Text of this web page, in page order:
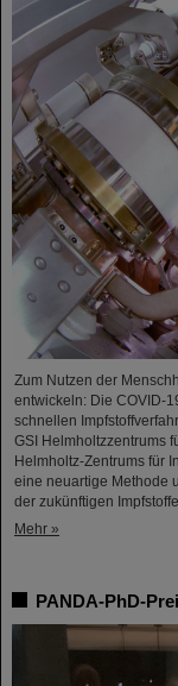
Zum Nutzen der
entwickeln: Die COVID-
schnellen
GSI Helmholtzzentrums
Helmholtz-Zentrums für
eine neuartige Methode
der zukünftigen
Mehr »
PANDA-PhD-